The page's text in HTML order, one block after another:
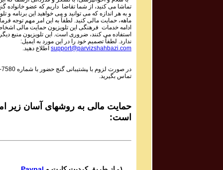
برنامه شماره ۸۵ گنج حضور
Parviz Shahbazi
Ganj e Hozour Program #064
برنامه شماره ۶۴ گنج حضور
Ganj e Hozour Program#100
Ganj e Hozour Program #99
Ganj e Hozour Program #98
Parviz shahbazi
تماشا می کنید، از شما تقاضا داریم که عضو خانواده
و به هر اندازه که می توانید و می خواهید این برنامه و
ماهه، حمایت مالی کنید. لطفاً به این امر مهم توجه
ادامه خدمات فرهنگی این تلویزیون حمایت مالی
استفاده می کنند، ضروری است. این تلویزیون منبع
ندارد. لطفاً تصمیم خود را در این مورد به ایمیل:
support@parvizshahbazi.com اطلاع دهید.
در صورت لزوم با ‍پشتیبانی گنج حضور با شماره 7580
تماس بگیرید.
حمایت مالی به روشهای آسان زیر
است: